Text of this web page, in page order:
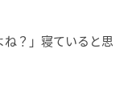
？」寝ていると思